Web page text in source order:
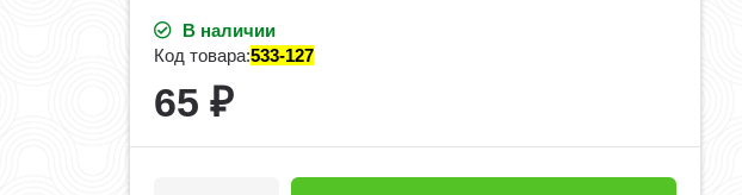
В наличии
Код товара:533-127
65 ₽